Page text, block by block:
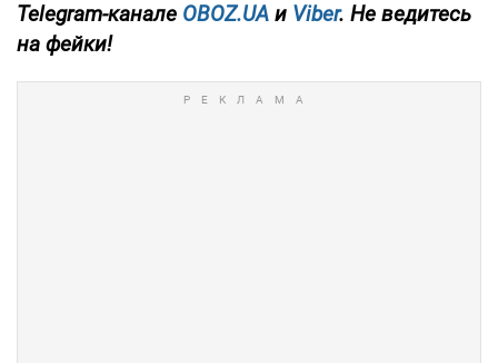
Telegram-канале OBOZ.UA и Viber. Не ведитесь
на фейки!